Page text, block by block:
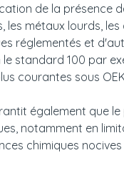
de la présence
les métaux lourds,
réglementés et
standard 100 par
courantes sous
également que
notamment en
chimiques